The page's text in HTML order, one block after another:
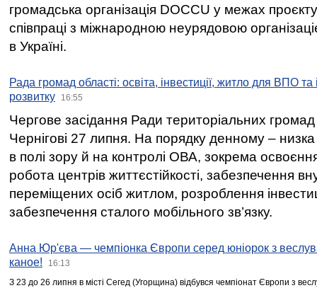
громадська організація DOCCU у межах
співпраці з міжнародною неурядовою
в Україні.
Рада громад області: освіта, інвестиції, житло для ВПО
розвитку
16:55
Чергове засідання Ради територіальних громад
Чернігові 27 липня. На порядку денному –
в полі зору й на контролі ОВА, зокрема освоєння
робота центрів життєстійкості, забезпечення
переміщених осіб житлом, розроблення
забезпечення сталого мобільного зв’язку.
Анна Юр'єва — чемпіонка Європи серед юніорок з
каное!
16:13
З 23 до 26 липня в місті Сегед (Угорщина) відбувся чемпіонат Європи з